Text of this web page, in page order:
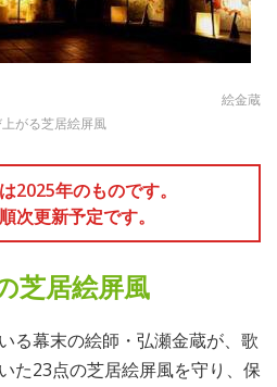
絵金蔵
がる芝居絵屏風
2025年のものです。
次更新予定です。
芝居絵屏風
る幕末の絵師・弘瀬金蔵が、歌
た23点の芝居絵屏風を守り、保